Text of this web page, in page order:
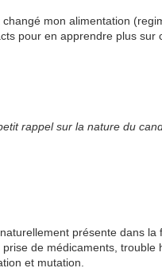
mon alimentation
pour en apprendre plus
rappel sur la nature du
présente dans
de médicaments,
et mutation.